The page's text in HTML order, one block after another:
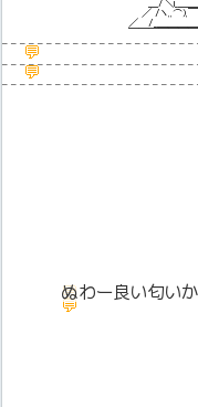
💬
💬
／ /ヽ,,⌒),￣￣|￣￣
／ /_＿＿＿＿__|＿＿
– – – – – – – – – – – – – – – – – – – – –
– – – – – – – – – – – – – – – – – – – – –
– – – – – – – – – – – – – – – – – – – – –
💬
💬
ぬわー良い匂いか
| | , – イ
>ゞ- .､
// ＼
今日のご飯なにかし
,∧ r ―ｫ
（ {_＞ -`ｰ
r⌒（ ｀/!l
`て `ｰ､
| ﾉ＿__